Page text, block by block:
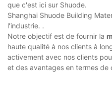
que c'est ici sur Shuode.
Shanghai Shuode Building
l'industrie. .
Notre objectif est de fournir la
haute qualité à nos clients à
activement avec nos clients
et des avantages en termes de